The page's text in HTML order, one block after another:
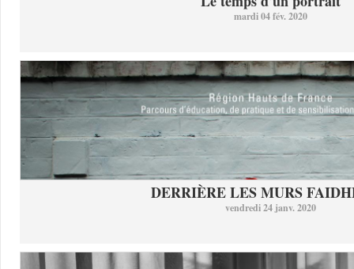
mardi 04 fév. 2020
DERRIÈRE LES MURS
vendredi 24 janv. 2020